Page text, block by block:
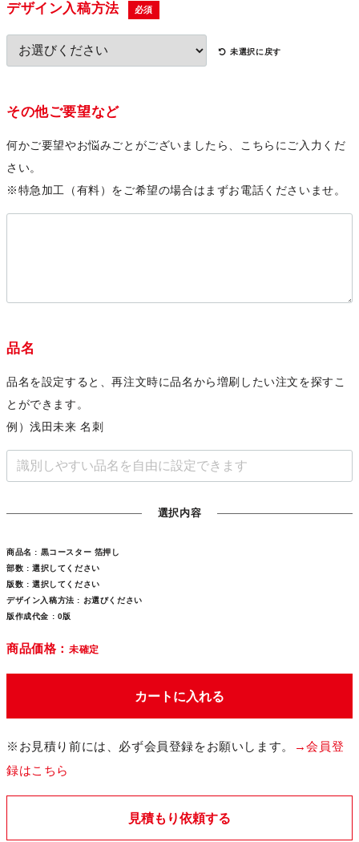
デザイン入稿方法 必須
未選択に戻す
その他ご要望など
何かご要望やお悩みごとがございましたら、こちらにご入力くだ
さい。
※特急加工（有料）をご希望の場合はまずお電話くださいませ。
品名
品名を設定すると、再注文時に品名から増刷したい注文を探すこ
とができます。
例）浅田未来 名刺
選択内容
商品名 : 黒コースター 箔押し
部数 : 選択してください
版数 : 選択してください
デザイン入稿方法 : お選びください
版作成代金 : 0版
商品価格： 未確定
カートに入れる
※お見積り前には、必ず会員登録をお願いします。
→会員登
録はこちら
見積もり依頼する